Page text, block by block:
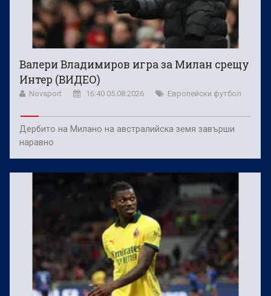
Валери Владимиров игра за Милан срещу
Интер (ВИДЕО)
Novsport 16:40 05.08.2026 Европейски футбол
Дербито на Милано на австралийска земя завърши
наравно